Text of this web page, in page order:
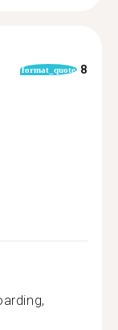
format_quote 8